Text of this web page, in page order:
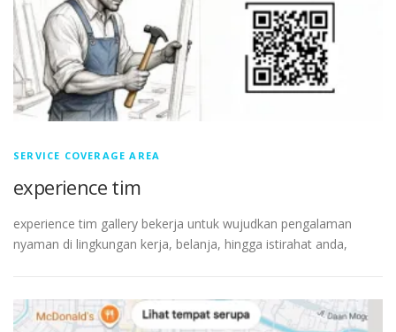
SERVICE COVERAGE AREA
experience tim
experience tim gallery bekerja untuk wujudkan pengalaman
nyaman di lingkungan kerja, belanja, hingga istirahat anda,